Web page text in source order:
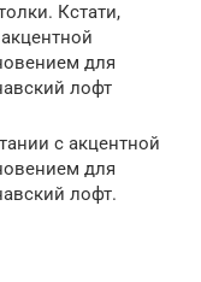
Кстати,
для
лофт
с акцентной
для
лофт.